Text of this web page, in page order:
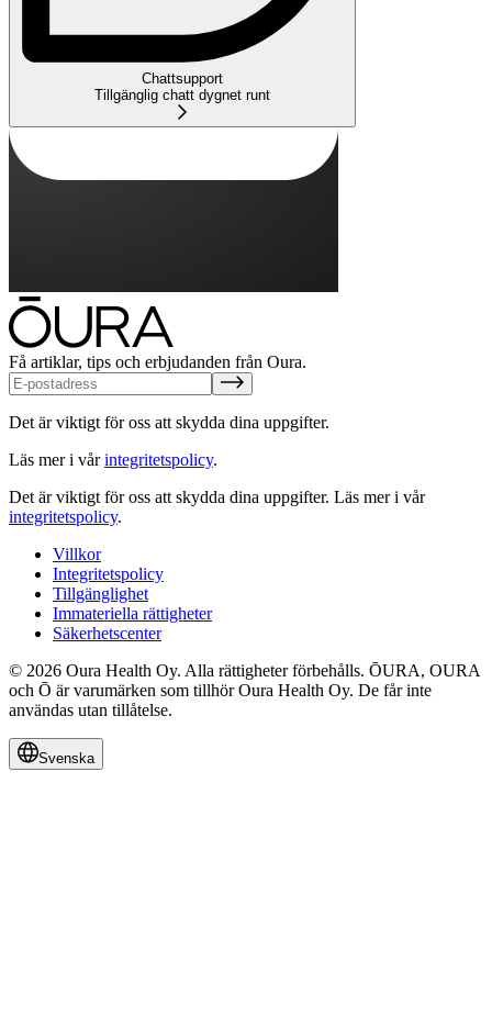
Chattsupport
Tillgänglig chatt dygnet runt
Få artiklar, tips och erbjudanden från Oura.
Det är viktigt för oss att skydda dina uppgifter.
Läs mer i vårintegritetspolicy.
Det är viktigt för oss att skydda dina uppgifter. Läs mer i vår
integritetspolicy.
Villkor
Integritetspolicy
Tillgänglighet
Immateriella rättigheter
Säkerhetscenter
© 2026 Oura Health Oy. Alla rättigheter förbehålls. ŌURA, OURA
och Ō är varumärken som tillhör Oura Health Oy. De får inte
användas utan tillåtelse.
Svenska